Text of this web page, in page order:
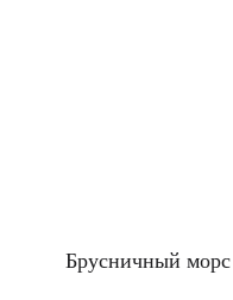
Брусничный морс